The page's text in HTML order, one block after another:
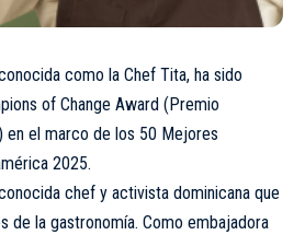
como la Chef Tita, ha sido
of Change Award (Premio
en el marco de los 50 Mejores
2025.
chef y activista dominicana que
de la gastronomía. Como embajadora